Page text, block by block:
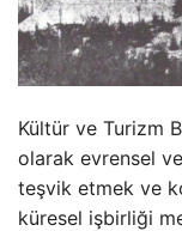
Kültür ve Turizm
olarak evrensel
teşvik etmek ve
küresel işbirliği